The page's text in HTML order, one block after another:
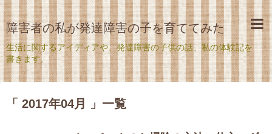
障害者の私が発達障害の子を育ててみた
生活に関するアイディアや、発達障害の子供の話、私の体験記を
書きます。
「 2017年04月 」一覧